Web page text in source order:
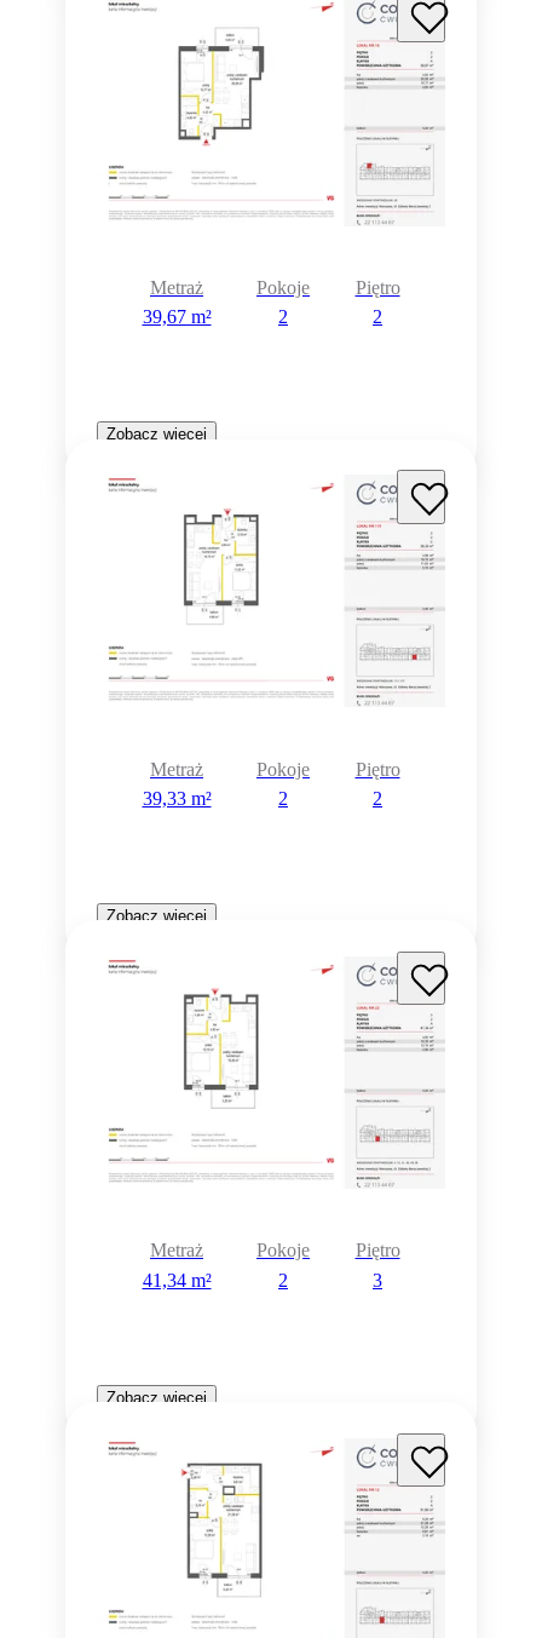
Metraż
39,67 m²
Pokoje
2
Piętro
2
Zobacz więcej
Metraż
39,33 m²
Pokoje
2
Piętro
2
Zobacz więcej
Metraż
41,34 m²
Pokoje
2
Piętro
3
Zobacz więcej